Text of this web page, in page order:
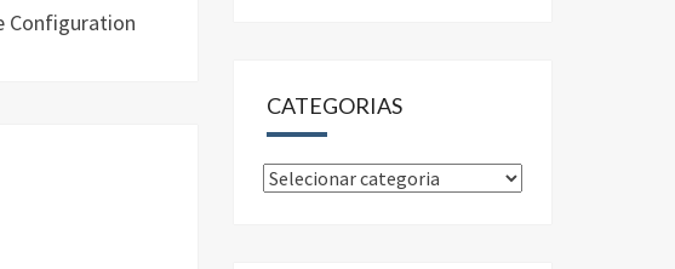
Configuration
CATEGORIAS
Categorias